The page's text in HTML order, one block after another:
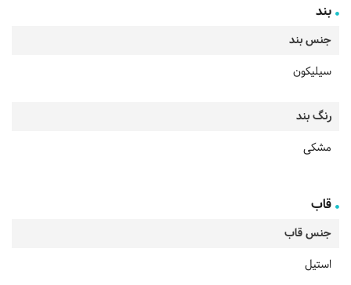
بند
جنس بند
سیلیکون
رنگ بند
مشکی
قاب
جنس قاب
استیل